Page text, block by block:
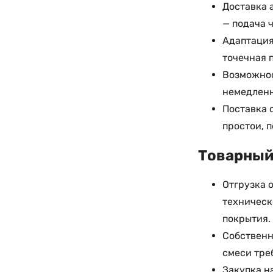
Доставка
— подача
точечная
Поставка
простои,
Товарный
Отгрузка
покрытия.
смеси